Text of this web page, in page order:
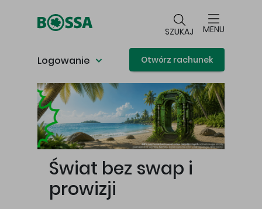
SZUKAJ MENU
Logowanie Otwórz rachunek
Główna treść
Świat bez swap i
prowizji